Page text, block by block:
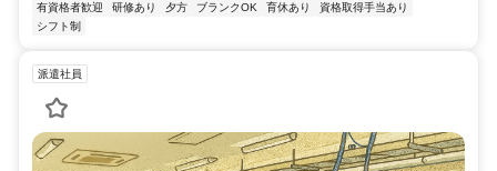
有資格者歓迎
研修あり 夕方 ブランクOK 育休あり
資格取得手当あり
シフト制
派遣社員